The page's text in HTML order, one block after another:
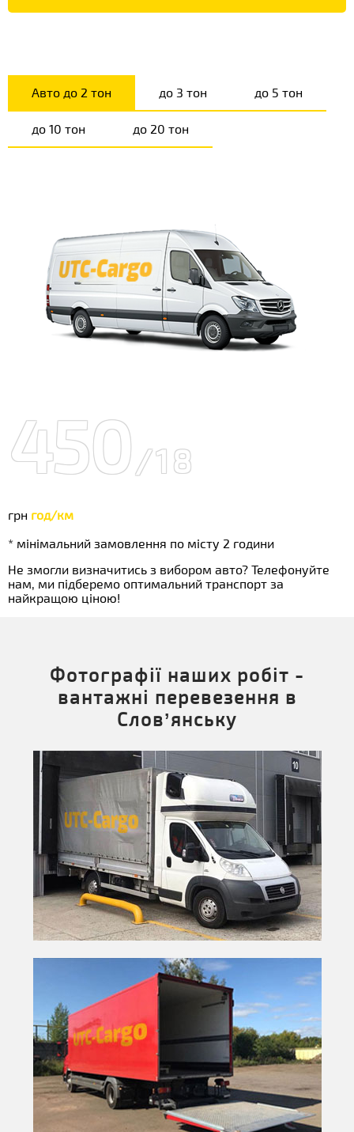
Авто до 2 тон до 3 тон до 5 тон
до 10 тон до 20 тон
450/18
грн год/км
* мінімальний замовлення по місту 2 години
Не змогли визначитись з вибором авто? Телефонуйте
нам, ми підберемо оптимальний транспорт за
найкращою ціною!
Фотографії наших робіт -
вантажні перевезення в
Слов’янську